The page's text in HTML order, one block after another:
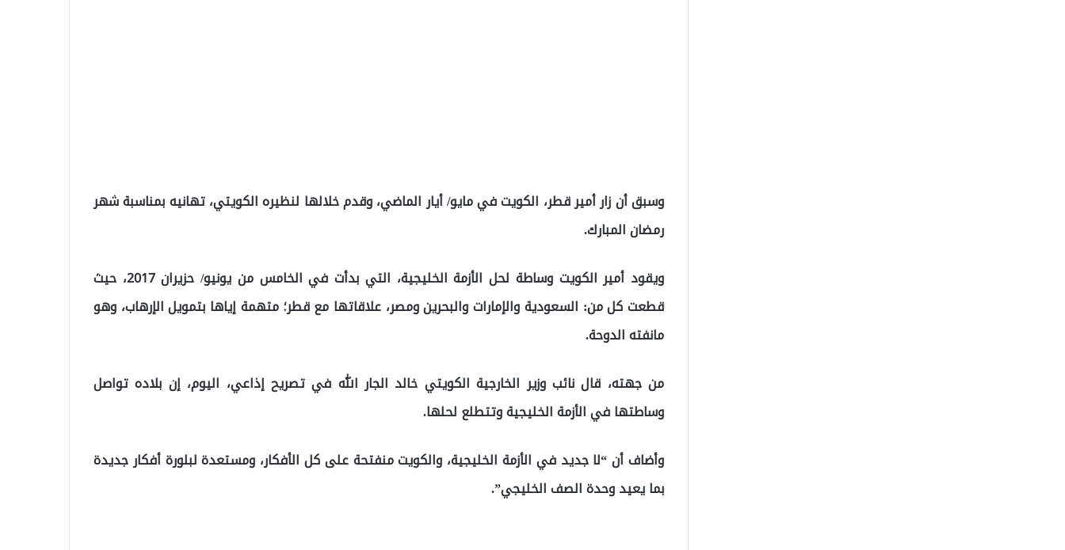
وسبق أن زار أمير قطر، الكويت في مايو/ أيار الماضي، وقدم خلالها لنظيره الكويتي، تهانيه بمناسبة شهر
رمضان المبارك.
ويقود أمير الكويت وساطة لحل الأزمة الخليجية، التي بدأت في الخامس من يونيو/ حزيران 2017، حيث
قطعت كل من: السعودية والإمارات والبحرين ومصر، علاقاتها مع قطر؛ متهمة إياها بتمويل الإرهاب، وهو
مانفته الدوحة.
من جهته، قال نائب وزير الخارجية الكويتي خالد الجار الله في تصريح إذاعي، اليوم، إن بلاده تواصل
وساطتها في الأزمة الخليجية وتتطلع لحلها.
وأضاف أن “لا جديد في الأزمة الخليجية، والكويت منفتحة على كل الأفكار، ومستعدة لبلورة أفكار جديدة
بما يعيد وحدة الصف الخليجي”.